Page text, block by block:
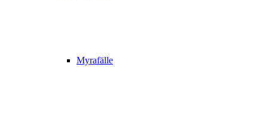
Myrafälle